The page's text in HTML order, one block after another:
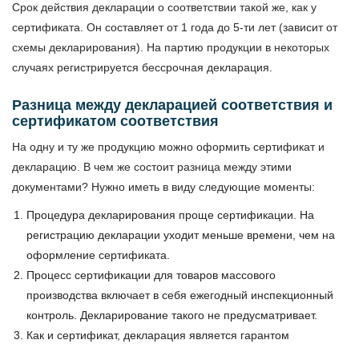
Срок действия декларации о соответствии такой же, как у
сертификата. Он составляет от 1 года до 5-ти лет (зависит от
схемы декларирования). На партию продукции в некоторых
случаях регистрируется бессрочная декларация.
Разница между декларацией соответствия и
сертификатом соответствия
На одну и ту же продукцию можно оформить сертификат и
декларацию. В чем же состоит разница между этими
документами? Нужно иметь в виду следующие моменты:
Процедура декларирования проще сертификации. На
регистрацию декларации уходит меньше времени, чем на
оформление сертификата.
Процесс сертификации для товаров массового
производства включает в себя ежегодный инспекционный
контроль. Декларирование такого не предусматривает.
Как и сертификат, декларация является гарантом